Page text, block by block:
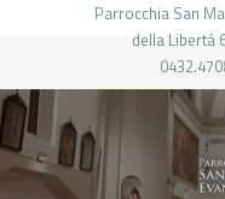
Parrocchia San
della Libertá
HOME
LA